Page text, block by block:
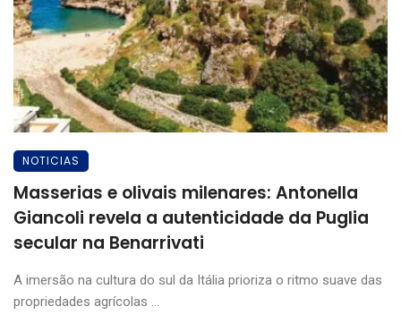
NOTICIAS
Masserias e olivais milenares: Antonella
Giancoli revela a autenticidade da Puglia
secular na Benarrivati
A imersão na cultura do sul da Itália prioriza o ritmo suave das
propriedades agrícolas ...